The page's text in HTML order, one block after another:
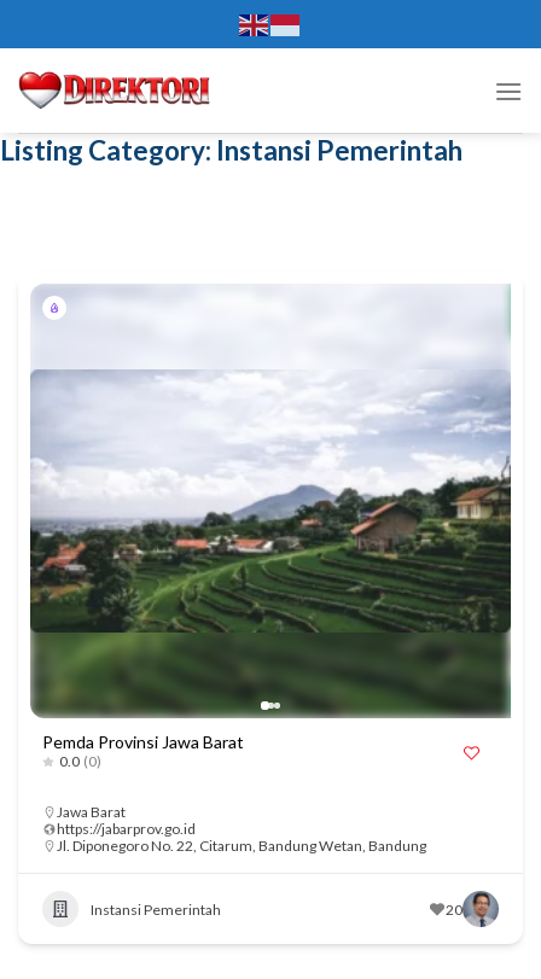
to
content
Listing Category: Instansi Pemerintah
Pemda Provinsi Jawa Barat
0.0 (0)
Jawa Barat
https://jabarprov.go.id
Jl. Diponegoro No. 22, Citarum, Bandung Wetan, Bandung
Instansi Pemerintah 20